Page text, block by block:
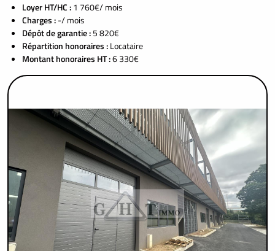
Loyer HT/HC :1 760€/ mois
Charges :-/ mois
Dépôt de garantie :5 820€
Répartition honoraires :Locataire
Montant honoraires HT :6 330€